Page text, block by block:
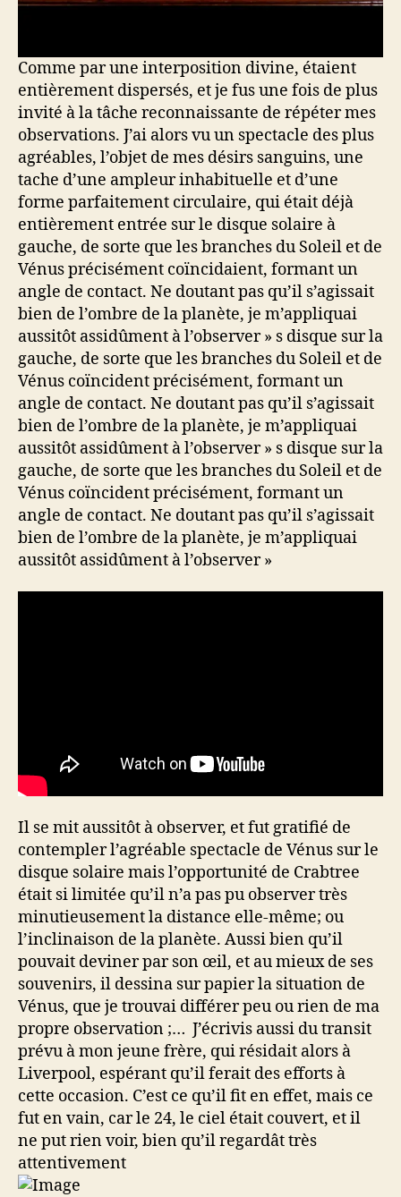
Comme par une interposition divine, étaient
entièrement dispersés, et je fus une fois de plus
invité à la tâche reconnaissante de répéter mes
observations. J’ai alors vu un spectacle des plus
agréables, l’objet de mes désirs sanguins, une
tache d’une ampleur inhabituelle et d’une
forme parfaitement circulaire, qui était déjà
entièrement entrée sur le disque solaire à
gauche, de sorte que les branches du Soleil et de
Vénus précisément coïncidaient, formant un
angle de contact. Ne doutant pas qu’il s’agissait
bien de l’ombre de la planète, je m’appliquai
aussitôt assidûment à l’observer » s disque sur la
gauche, de sorte que les branches du Soleil et de
Vénus coïncident précisément, formant un
angle de contact. Ne doutant pas qu’il s’agissait
bien de l’ombre de la planète, je m’appliquai
aussitôt assidûment à l’observer » s disque sur la
gauche, de sorte que les branches du Soleil et de
Vénus coïncident précisément, formant un
angle de contact. Ne doutant pas qu’il s’agissait
bien de l’ombre de la planète, je m’appliquai
aussitôt assidûment à l’observer »
Il se mit aussitôt à observer, et fut gratifié de
contempler l’agréable spectacle de Vénus sur le
disque solaire mais l’opportunité de Crabtree
était si limitée qu’il n’a pas pu observer très
minutieusement la distance elle-même; ou
l’inclinaison de la planète. Aussi bien qu’il
pouvait deviner par son œil, et au mieux de ses
souvenirs, il dessina sur papier la situation de
Vénus, que je trouvai différer peu ou rien de ma
propre observation ;… J’écrivis aussi du transit
prévu à mon jeune frère, qui résidait alors à
Liverpool, espérant qu’il ferait des efforts à
cette occasion. C’est ce qu’il fit en effet, mais ce
fut en vain, car le 24, le ciel était couvert, et il
ne put rien voir, bien qu’il regardât très
attentivement